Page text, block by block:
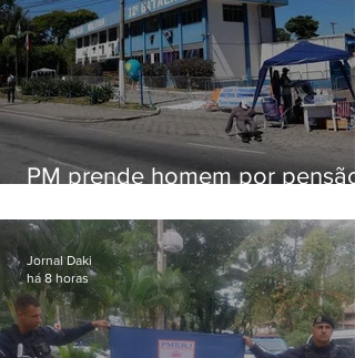
PM prende homem por pensão
Jornal Daki
há 8 horas